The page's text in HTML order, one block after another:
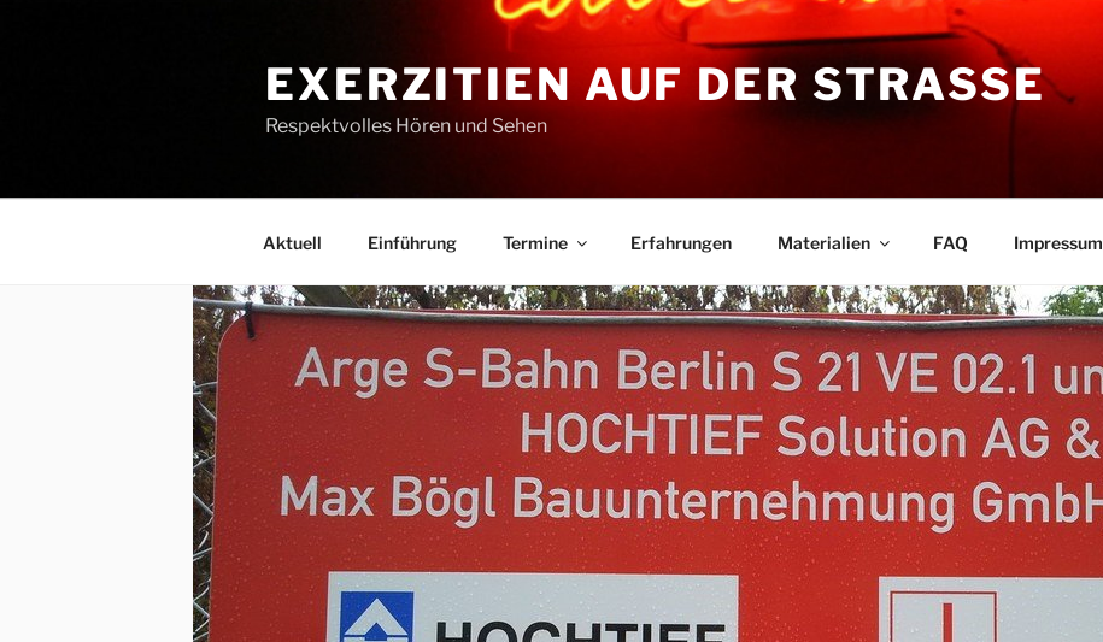
EXERZITIEN AUF DER STRASSE
Respektvolles Hören und Sehen
Aktuell Einführung Termine Erfahrungen Materialien FAQ Impressum